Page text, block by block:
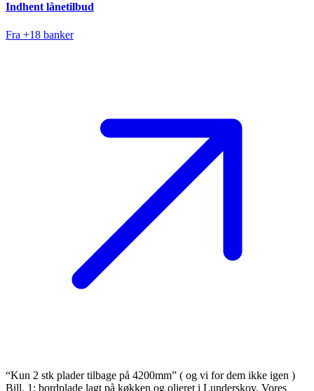
Indhent lånetilbud
Fra +18 banker
“Kun 2 stk plader tilbage på 4200mm” ( og vi for dem ikke igen )
Bill. 1: bordplade lagt på køkken og olieret i Lunderskov. Vores